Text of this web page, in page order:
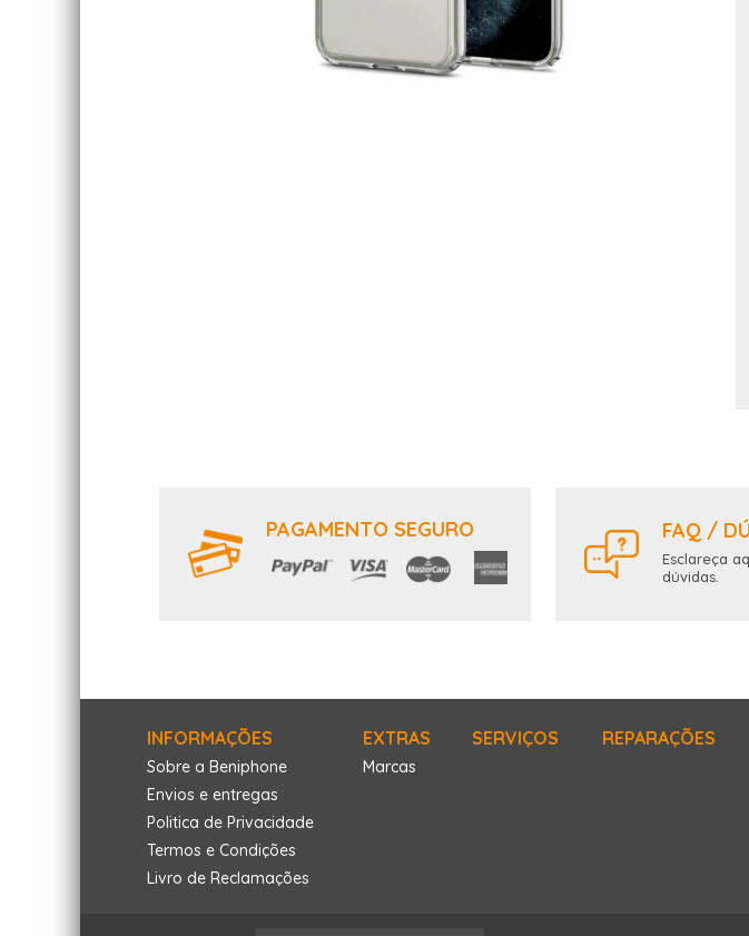
PAGAMENTO SEGURO FAQ /
Esclareça
dúvidas.
INFORMAÇÕES
Sobre a Beniphone
Envios e entregas
Politica de Privacidade
Termos e Condições
Livro de Reclamações
EXTRAS
Marcas
SERVIÇOS REPARAÇÕES